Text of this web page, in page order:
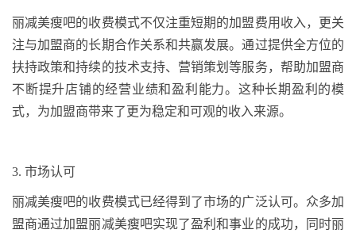
丽减美瘦吧的收费模式不仅注重短期的加盟费用收入，更关
注与加盟商的长期合作关系和共赢发展。通过提供全方位的
扶持政策和持续的技术支持、营销策划等服务，帮助加盟商
不断提升店铺的经营业绩和盈利能力。这种长期盈利的模
式，为加盟商带来了更为稳定和可观的收入来源。
3. 市场认可
丽减美瘦吧的收费模式已经得到了市场的广泛认可。众多加
盟商通过加盟丽减美瘦吧实现了盈利和事业的成功，同时丽